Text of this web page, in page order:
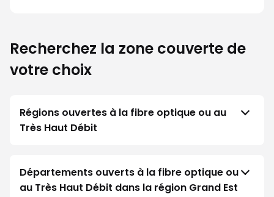
Recherchez la zone couverte de
votre choix
Régions ouvertes à la fibre optique ou au
Très Haut Débit
Départements ouverts à la fibre optique ou
au Très Haut Débit dans la région Grand Est